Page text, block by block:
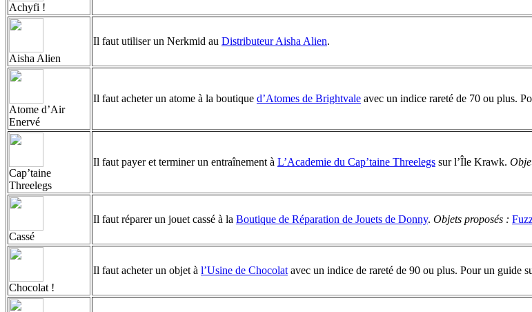
Achyfi !
Aisha Alien
Il faut utiliser un Nerkmid au Distributeur Aisha Alien.
Atome d’Air
Enervé
Il faut acheter un atome à la boutique d’Atomes de Brightvale avec un indice rareté de 70 ou plus.
Cap’taine
Threelegs
Il faut payer et terminer un entraînement à L’Academie du Cap’taine Threelegs sur l’Île Krawk.
Cassé
Il faut réparer un jouet cassé à la Boutique de Réparation de Jouets de Donny. Objets proposés :
Chocolat !
Il faut acheter un objet à l’Usine de Chocolat avec un indice de rareté de 90 ou plus. Pour un guide